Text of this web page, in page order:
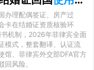
办理配偶签证、房产过
卡在结婚证资质核验环
机制，2026年菲律宾全面
模式，整套翻译、认证流
馆、菲律宾外交部DFA官方
风险。